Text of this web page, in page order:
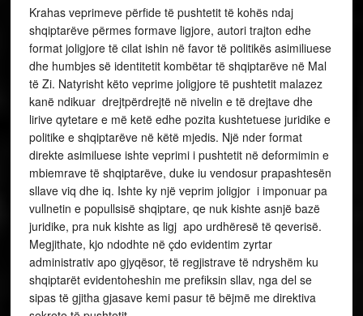
Krahas veprimeve përfide të pushtetit të kohës ndaj
shqiptarëve përmes formave ligjore, autori trajton edhe
format joligjore të cilat ishin në favor të politikës asimiliuese
dhe humbjes së identitetit kombëtar të shqiptarëve në Mal
të Zi. Natyrisht këto veprime joligjore të pushtetit malazez
kanë ndikuar drejtpërdrejtë në nivelin e të drejtave dhe
lirive qytetare e më ketë edhe pozita kushtetuese juridike e
politike e shqiptarëve në këtë mjedis. Një nder format
direkte asimiluese ishte veprimi i pushtetit në deformimin e
mbiemrave të shqiptarëve, duke iu vendosur prapashtesën
sllave viq dhe iq. Ishte ky një veprim joligjor i imponuar pa
vullnetin e popullsisë shqiptare, qe nuk kishte asnjë bazë
juridike, pra nuk kishte as ligj apo urdhëresë të qeverisë.
Megjithate, kjo ndodhte në çdo evidentim zyrtar
administrativ apo gjyqësor, të regjistrave të ndryshëm ku
shqiptarët evidentoheshin me prefiksin sllav, nga del se
sipas të gjitha gjasave kemi pasur të bëjmë me direktiva